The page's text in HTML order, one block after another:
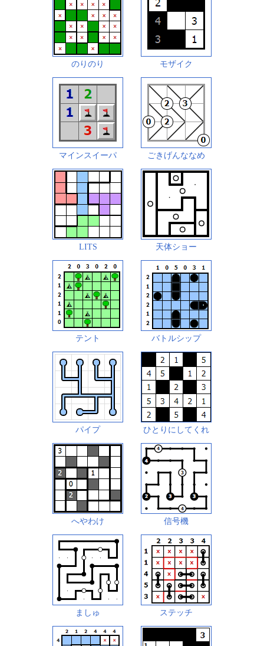
のりのり モザイク
マインスイーパ ごきげんななめ
LITS 天体ショー
テント バトルシップ
パイプ ひとりにしてくれ
へやわけ 信号機
ましゅ ステッチ